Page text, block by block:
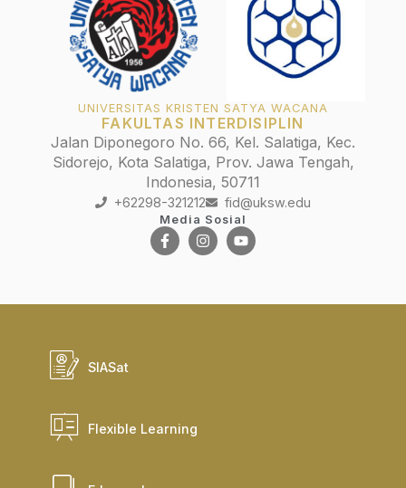
UNIVERSITAS KRISTEN SATYA WACANA
FAKULTAS INTERDISIPLIN
Jalan Diponegoro No. 66, Kel. Salatiga, Kec.
Sidorejo, Kota Salatiga, Prov. Jawa Tengah,
Indonesia, 50711
+62298-321212 fid@uksw.edu
Media Sosial
SIASat
Flexible Learning